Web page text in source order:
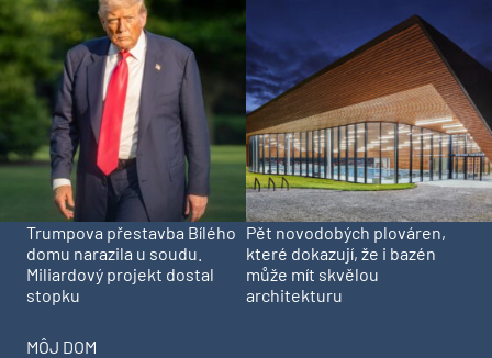
Trumpova přestavba Bílého
domu narazila u soudu.
Miliardový projekt dostal
stopku
Pět novodobých plováren,
které dokazují, že i bazén
může mít skvělou
architekturu
MÔJ DOM